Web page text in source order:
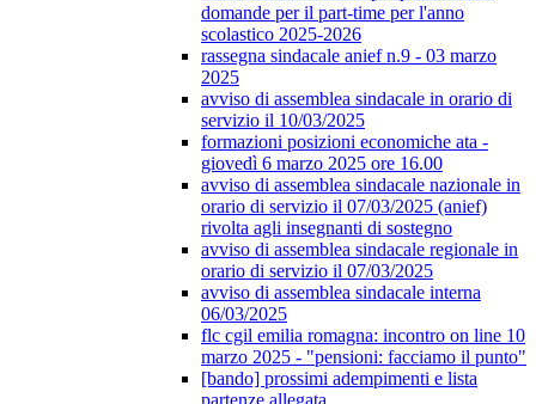
domande per il part-time per l'anno
scolastico 2025-2026
rassegna sindacale anief n.9 - 03 marzo
2025
avviso di assemblea sindacale in orario di
servizio il 10/03/2025
formazioni posizioni economiche ata -
giovedì 6 marzo 2025 ore 16.00
avviso di assemblea sindacale nazionale in
orario di servizio il 07/03/2025 (anief)
rivolta agli insegnanti di sostegno
avviso di assemblea sindacale regionale in
orario di servizio il 07/03/2025
avviso di assemblea sindacale interna
06/03/2025
flc cgil emilia romagna: incontro on line 10
marzo 2025 - "pensioni: facciamo il punto"
[bando] prossimi adempimenti e lista